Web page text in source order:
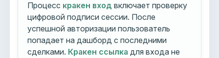
Процесс кракен вход включает проверку
цифровой подписи сессии. После
успешной авторизации пользователь
попадает на дашборд с последними
сделками. Кракен ссылка для входа не